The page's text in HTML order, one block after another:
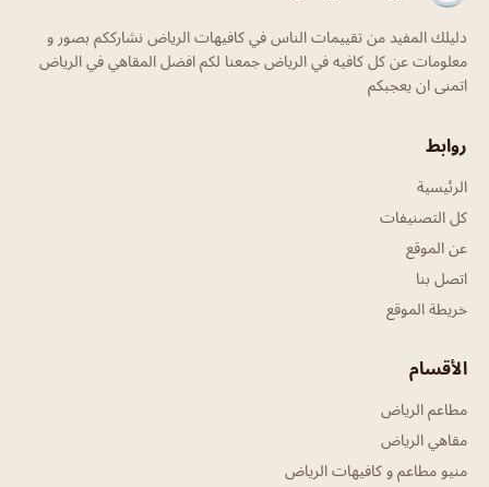
دليلك المفيد من تقييمات الناس في كافيهات الرياض نشارككم بصور و
معلومات عن كل كافيه في الرياض جمعنا لكم افضل المقاهي في الرياض
اتمنى ان يعجبكم
روابط
الرئيسية
كل التصنيفات
عن الموقع
اتصل بنا
خريطة الموقع
الأقسام
مطاعم الرياض
مقاهي الرياض
منيو مطاعم و كافيهات الرياض